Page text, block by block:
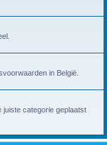
in België.
juiste categorie geplaatst